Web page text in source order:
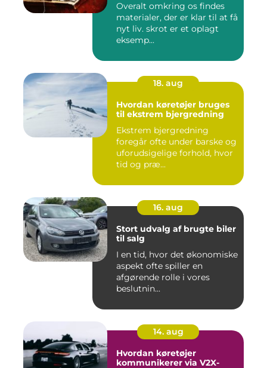
Overalt omkring os findes
materialer, der er klar til at få
nyt liv. skrot er et oplagt
eksemp...
18. aug
Hvordan køretøjer bruges
til ekstrem bjergredning
Ekstrem bjergredning
foregår ofte under barske og
uforudsigelige forhold, hvor
tid og præ...
16. aug
Stort udvalg af brugte biler
til salg
I en tid, hvor det økonomiske
aspekt ofte spiller en
afgørende rolle i vores
beslutnin...
14. aug
Hvordan køretøjer
kommunikerer via V2X-